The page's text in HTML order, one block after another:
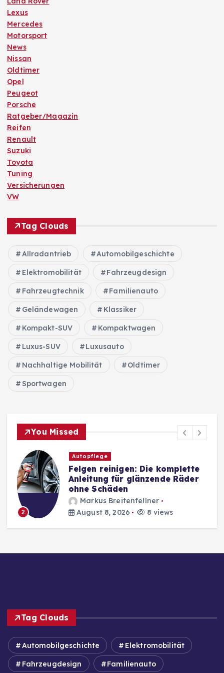
t
r
ä
g
e
Lexus
Mercedes
Motorsport
News
Nissan
Oldtimer
Opel
Peugeot
Porsche
Ratgeber/Magazin
Reifen
Renault
Suzuki
Toyota
Tuning
Versicherungen
VW
Tag Clouds
Allradantrieb Automobilgeschichte
Elektromobilität Fahrzeugdesign
Fahrzeugtechnik Familienauto
Geländewagen Klassiker
Kompakt-SUV Kompaktwagen
Luxus-SUV Luxusauto
Nachhaltige Mobilität Oldtimer
Sportwagen
You Missed
Autozubehör
Wireless Car Charger: Die
besten kabellosen
Autoladegeräte im Vergleich
2026
Markus Breitenfellner
Tag Clouds
Automobilgeschichte Elektromobilität